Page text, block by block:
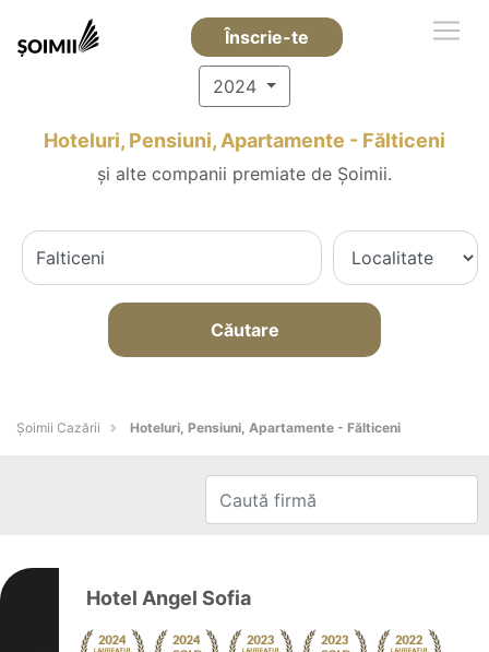
Înscrie-te
2024
Hoteluri, Pensiuni, Apartamente - Fălticeni
și alte companii premiate de Șoimii.
Căutare
Șoimii Cazării Hoteluri, Pensiuni, Apartamente - Fălticeni
Hotel Angel Sofia